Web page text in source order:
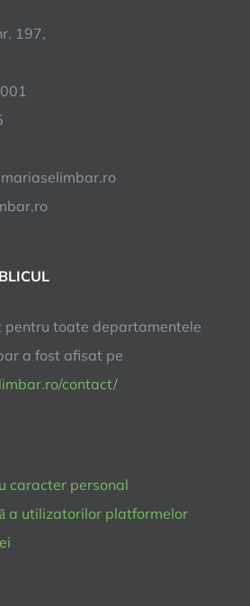
197,
pentru toate departamentele
a fost afisat pe
contact/
caracter personal
a utilizatorilor platformelor